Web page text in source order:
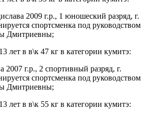
2009 г.р., 1 юношеский разряд, г.
спортсменка под руководством
Дмитриевны;
лет в в\к 47 кг в категории кумитэ:
г.р., 2 спортивный разряд, г.
спортсменка под руководством
Дмитриевны;
лет в в\к 55 кг в категории кумитэ: